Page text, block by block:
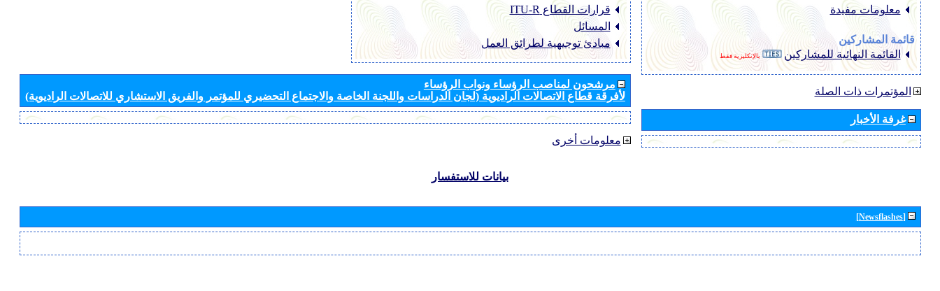
قرارات القطاع ‏ITU-R
المسائل
مبادئ توجيهية لطرائق العمل
مرشحون لمناصب الرؤساء ونواب الرؤساء
لأفرقة قطاع الاتصالات الراديوية (لجان الدراسات واللجنة الخاصة والاجتماع التحضيري للمؤتمر والفريق الاستشاري للاتصالات الراديوية)
معلومات أخرى
معلومات مفيدة
قائمة المشاركين
القائمة النهائية للمشاركين
بالإنكليزية فقط
المؤتمرات ذات الصلة
غرفة الأخبار
بيانات للاستفسار
[Newsflashes]